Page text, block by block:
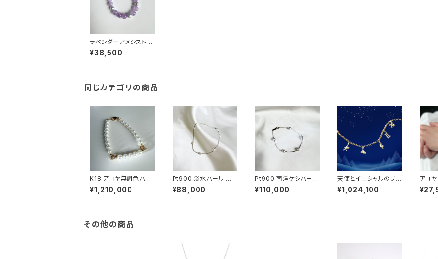
ラベンダーアメシスト ア
コヤナチュラルグレーパ
ール ブレスレット
¥38,500
同じカテゴリの商品
K18 アコヤ無調色パー
ル ダイヤモンド イニシ
ャルアンクレット【雑誌
¥1,210,000
Pt900 淡水パール ブ
レスレット
¥88,000
Pt900 南洋ケシパール
ブレスレット
¥110,000
天使とイニシャルのブレ
スレット
¥1,024,100
アコ
パー
その他の商品